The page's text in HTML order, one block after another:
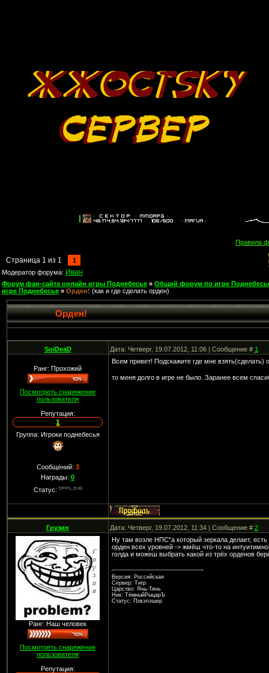
Правила
Страница 1 из 1
1
Модератор форума: Иван
Форум фан-сайта онлайн игры Поднебесье » Общий форум по игре
игре Поднебесье » Орден! (как и где сделать орден)
Орден!
SoiDeaD Дата: Четверг, 19.07.2012, 11:06 | Сообщение #1
Ранг: Прохожий
Посмотреть снаряжение
пользователя
Репутация:
1
Группа: Игроки поднебесья
Сообщений: 3
Награды: 0
Статус:
Всем привет! Подскажите где мне взять(сделать)
то меня долго в игре не было. Заранее всем
Грузин Дата: Четверг, 19.07.2012, 11:34 | Сообщение #2
Ранг: Наш человек
Посмотреть снаряжение
пользователя
Репутация:
Ну там возле НПС"а который зеркала делает,
орден всех уровней -> жмёш что-то на
голда и можеш выбрать какой из трёх орденов
Версия: Российская
Сервер: Тигр
Царство: Янь-Тянь
Ник: ТёмныйРыцарЪ
Статус: Пэвэпэшер